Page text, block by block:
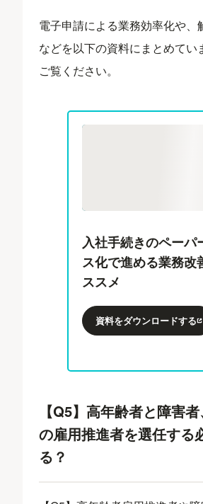
電子申請による業務効率化や、
などを以下の資料にまとめてい
ご覧ください。
入社手続きのペーパ
ス化で進める業務改
ススメ
資料をダウンロードする
【Q5】高年齢者と障害
の雇用推進者を選任する
る？